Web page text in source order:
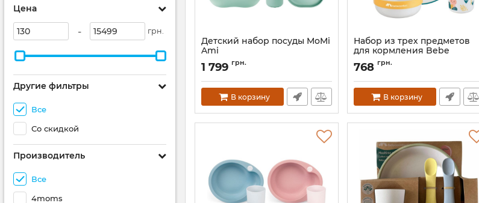
Цена
- грн.
Другие фильтры
Все
Со скидкой
Производитель
Все
4moms
Детский набор посуды MoMi
Ami
Артикул:AKCE00043
1 799 грн.
В корзину
Набор из трех предметов
для кормления Bebe
Confort Little Buddies
Артикул:
768 грн.
В корзину